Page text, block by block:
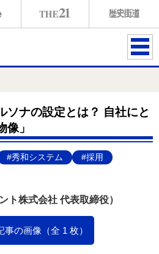
ME
ソナの設定とは？ 自社にと
」
#秀和システム #採用
ト株式会社 代表取締役）
事の画像（全 1 枚）